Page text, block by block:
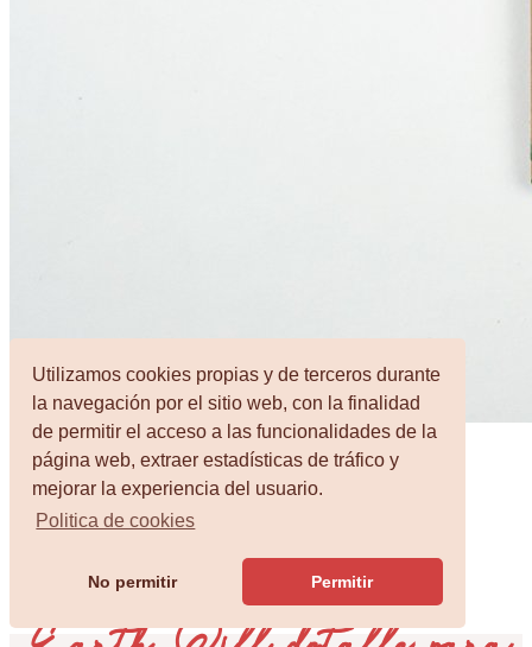
Utilizamos cookies propias y de terceros durante
la navegación por el sitio web, con la finalidad
de permitir el acceso a las funcionalidades de la
página web, extraer estadísticas de tráfico y
mejorar la experiencia del usuario.
Politica de cookies
No permitir Permitir
Lápiz con semillas Silvestre
Desde 0,77€